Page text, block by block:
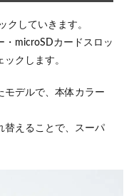
クしていきます。
・microSDカードスロッ
クします。
モデルで、本体カラー
替えることで、スーパ